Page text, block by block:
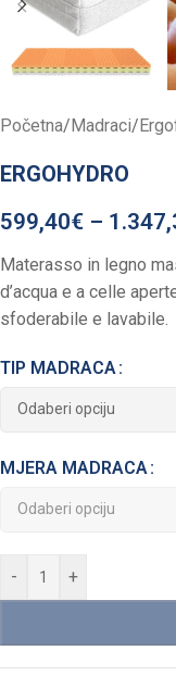
Početna/Madraci/
ERGOHYDRO
599,40€ –
Materasso in legno
d’acqua e a celle
sfoderabile e lavabile.
TIP MADRACA
MJERA MADRACA
- +